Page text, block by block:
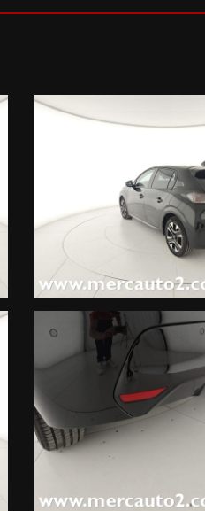
V) (20 EUR), Vernice